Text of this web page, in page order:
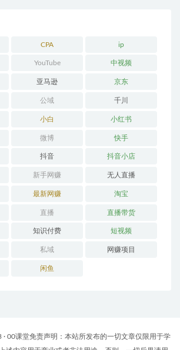
CPA ip
YouTube 中视频
亚马逊 京东
公域 千川
小白 小红书
微博 快手
抖音 抖音小店
新手网赚 无人直播
最新网赚 淘宝
直播 直播带货
知识付费 短视频
私域 网赚项目
闲鱼
00课堂免责声明：本站所发布的一切文章仅限用于学